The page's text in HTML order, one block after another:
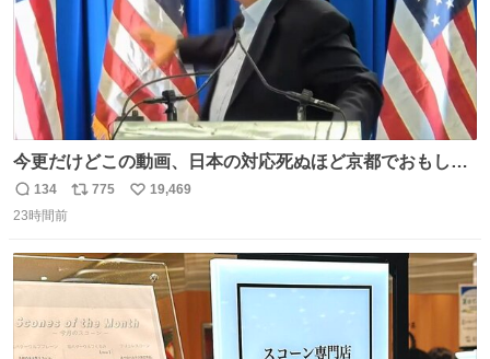
今更だけどこの動画、日本の対応死ぬほど京都でおもしろ
い。 なんなら敬語で丁寧に煽りまくってるの好き。笑
返
信
134
リ
ト
数
775
い
数
19,469
23時間前